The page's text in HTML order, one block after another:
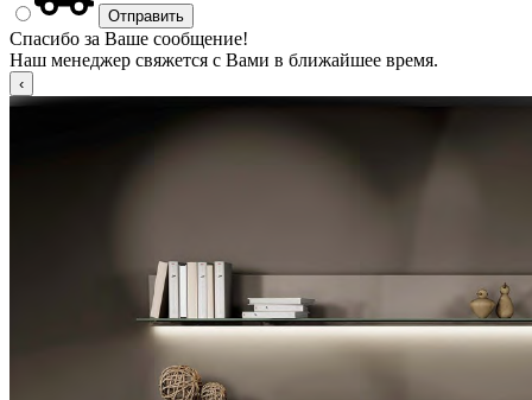
Спасибо за Ваше сообщение!
Наш менеджер свяжется с Вами в ближайшее время.